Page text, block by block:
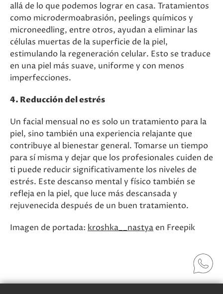
allá de lo que podemos lograr en casa. Tratamientos
como microdermoabrasión, peelings químicos y
microneedling, entre otros, ayudan a eliminar las
células muertas de la superficie de la piel,
estimulando la regeneración celular. Esto se traduce
en una piel más suave, uniforme y con menos
imperfecciones.
4. Reducción del estrés
Un facial mensual no es solo un tratamiento para la
piel, sino también una experiencia relajante que
contribuye al bienestar general. Tomarse un tiempo
para sí misma y dejar que los profesionales cuiden de
ti puede reducir significativamente los niveles de
estrés. Este descanso mental y físico también se
refleja en la piel, que luce más descansada y
rejuvenecida después de un buen tratamiento.
Imagen de portada: kroshka__nastya en Freepik